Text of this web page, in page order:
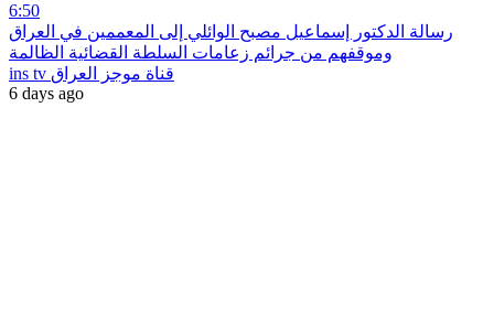
6:50
رسالة الدكتور إسماعيل مصبح الوائلي إلى المعممين في العراق
وموقفهم من جرائم زعامات السلطة القضائية الظالمة
ins tv قناة موجز العراق
6 days ago